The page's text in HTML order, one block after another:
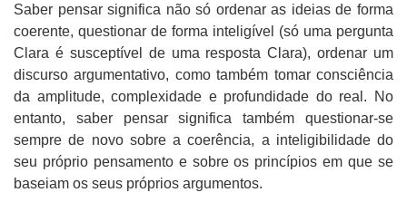
Saber pensar significa não só ordenar as ideias de forma
coerente, questionar de forma inteligível (só uma pergunta
Clara é susceptível de uma resposta Clara), ordenar um
discurso argumentativo, como também tomar consciência
da amplitude, complexidade e profundidade do real. No
entanto, saber pensar significa também questionar-se
sempre de novo sobre a coerência, a inteligibilidade do
seu próprio pensamento e sobre os princípios em que se
baseiam os seus próprios argumentos.